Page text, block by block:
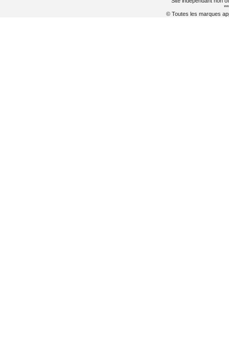
© Toutes les marques